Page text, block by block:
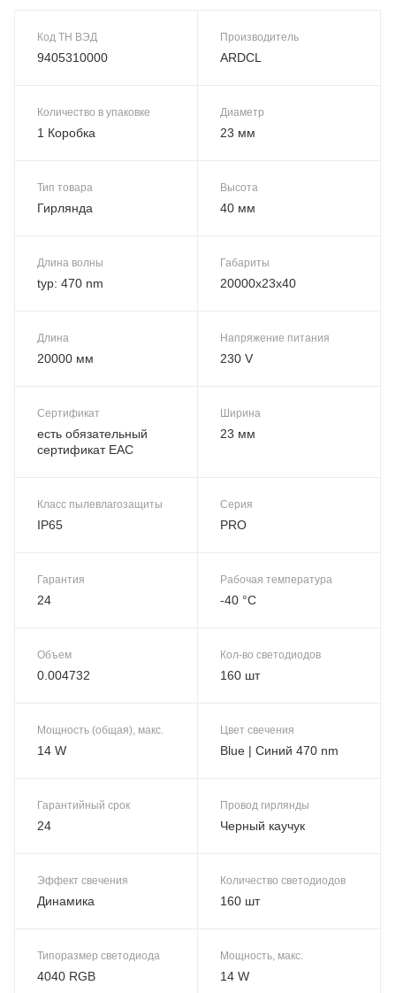
Код ТН ВЭД
9405310000
Производитель
ARDCL
Количество в упаковке
1 Коробка
Диаметр
23 мм
Тип товара
Гирлянда
Высота
40 мм
Длина волны
typ: 470 nm
Габариты
20000x23x40
Длина
20000 мм
Напряжение питания
230 V
Сертификат
есть обязательный
сертификат EAC
Ширина
23 мм
Класс пылевлагозащиты
IP65
Серия
PRO
Гарантия
24
Рабочая температура
-40 °C
Объем
0.004732
Кол-во светодиодов
160 шт
Мощность (общая), макс.
14 W
Цвет свечения
Blue | Синий 470 nm
Гарантийный срок
24
Провод гирлянды
Черный каучук
Эффект свечения
Динамика
Количество светодиодов
160 шт
Типоразмер светодиода
4040 RGB
Мощность, макс.
14 W